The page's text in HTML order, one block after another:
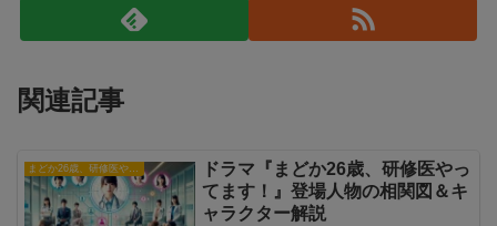
関連記事
ドラマ『まどか26歳、研修医やっ
てます！』登場人物の相関図＆キ
ャラクター解説